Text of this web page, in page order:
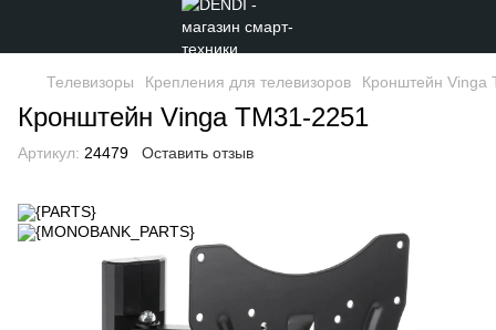
Телевизоры Крепления для телевизоров Кронштейн Vinga
Кронштейн Vinga TM31-2251
Артикул: 24479 Оставить отзыв